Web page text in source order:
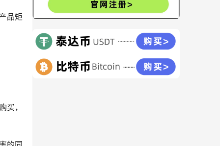
品矩
买，